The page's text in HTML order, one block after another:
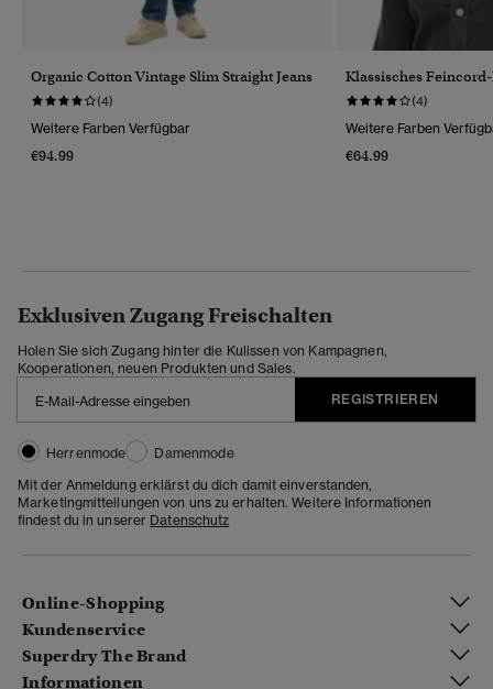
Organic Cotton Vintage Slim Straight Jeans
(4)
Weitere Farben Verfügbar
€94.99
Klassisches
(4)
Weitere Farben
€64.99
Exklusiven Zugang Freischalten
Holen Sie sich Zugang hinter die Kulissen von Kampagnen,
Kooperationen, neuen Produkten und Sales.
REGISTRIEREN
Herrenmode
Damenmode
Mit der Anmeldung erklärst du dich damit einverstanden,
Marketingmitteilungen von uns zu erhalten. Weitere Informationen
findest du in unserer Datenschutz
Online-Shopping
Kundenservice
Superdry The Brand
Informationen